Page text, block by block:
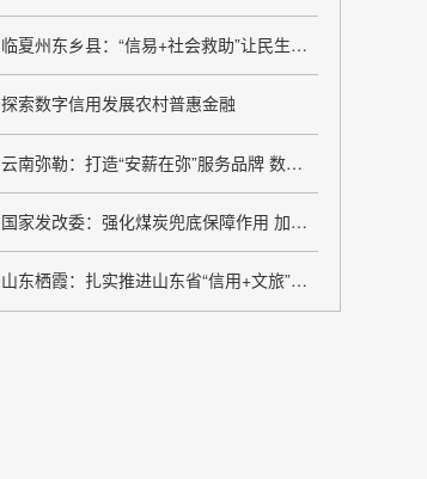
临夏州东乡县：“信易+社会救助”让民生兜底更精准更公平
探索数字信用发展农村普惠金融
云南弥勒：打造“安薪在弥”服务品牌 数字化监管夯实诚信用工根基
国家发改委：强化煤炭兜底保障作用 加大油气增储上产力度
山东栖霞：扎实推进山东省“信用+文旅”场景应用落地